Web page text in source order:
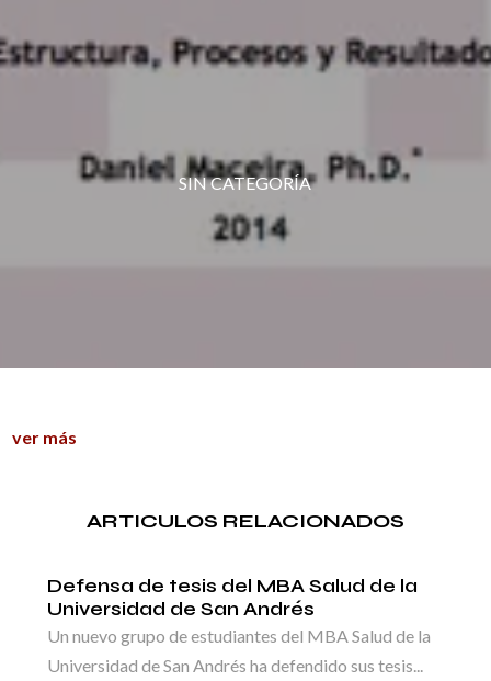
SIN CATEGORÍA
ver más
ARTICULOS RELACIONADOS
Defensa de tesis del MBA Salud de la
Universidad de San Andrés
Un nuevo grupo de estudiantes del MBA Salud de la
Universidad de San Andrés ha defendido sus tesis...